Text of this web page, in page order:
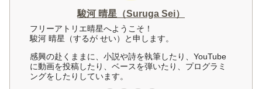
駿河 晴星（Suruga Sei）
フリーアトリエ晴星へようこそ！
駿河 晴星（するが せい）と申します。
感興の赴くままに、小説や詩を執筆したり、YouTube
に動画を投稿したり、ベースを弾いたり、プログラミ
ングをしたりしています。